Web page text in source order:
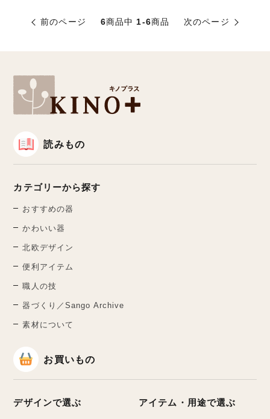
前のページ 6商品中 1-6商品 次のページ
読みもの
カテゴリーから探す
おすすめの器
かわいい器
北欧デザイン
便利アイテム
職人の技
器づくり／Sango Archive
素材について
お買いもの
デザインで選ぶ アイテム・用途で選ぶ